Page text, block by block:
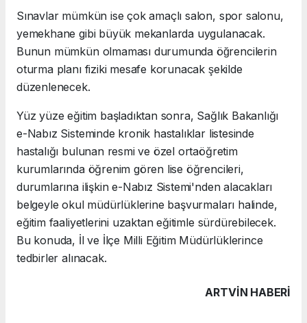
Sınavlar mümkün ise çok amaçlı salon, spor salonu,
yemekhane gibi büyük mekanlarda uygulanacak.
Bunun mümkün olmaması durumunda öğrencilerin
oturma planı fiziki mesafe korunacak şekilde
düzenlenecek.
Yüz yüze eğitim başladıktan sonra, Sağlık Bakanlığı
e-Nabız Sisteminde kronik hastalıklar listesinde
hastalığı bulunan resmi ve özel ortaöğretim
kurumlarında öğrenim gören lise öğrencileri,
durumlarına ilişkin e-Nabız Sistemi'nden alacakları
belgeyle okul müdürlüklerine başvurmaları halinde,
eğitim faaliyetlerini uzaktan eğitimle sürdürebilecek.
Bu konuda, İl ve İlçe Milli Eğitim Müdürlüklerince
tedbirler alınacak.
ARTVIN HABERİ